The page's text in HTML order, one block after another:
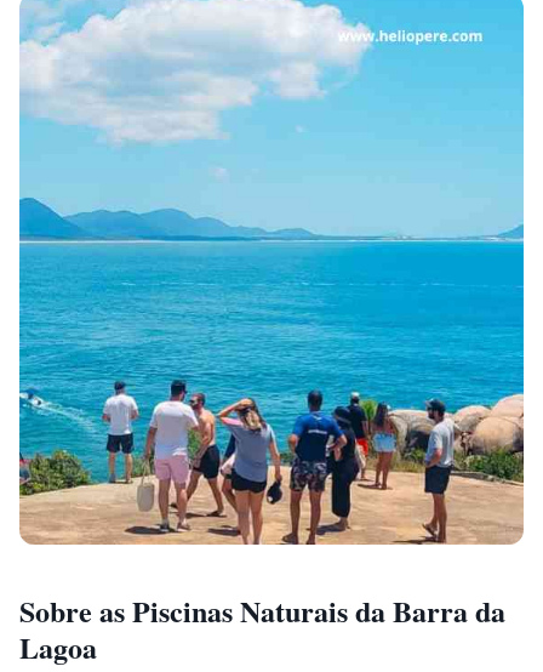
Sobre as Piscinas Naturais da Barra da
Lagoa